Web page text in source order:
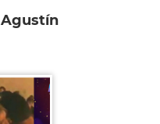
Agustín